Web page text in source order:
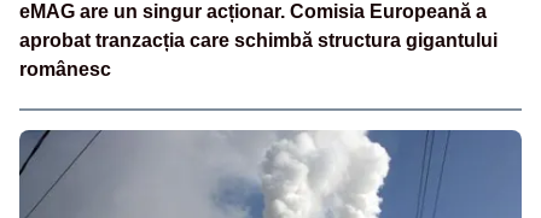
eMAG are un singur acționar. Comisia Europeană a
aprobat tranzacția care schimbă structura gigantului
românesc